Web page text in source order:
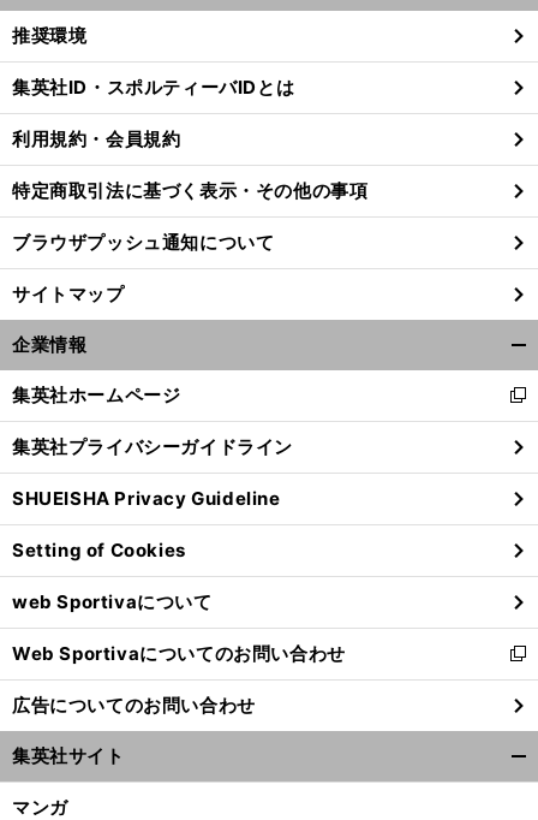
。
・
前
閉
る
推奨環境
集英社ID・スポルティーバIDとは
利用規約・会員規約
特定商取引法に基づく表示・その他の事項
ブラウザプッシュ通知について
サイトマップ
企業情報
閉
る
集英社ホームページ
新
し
い
ウ
ィ
ン
ド
ウ
で
開
く
集英社プライバシーガイドライン
SHUEISHA Privacy Guideline
Setting of Cookies
web Sportivaについて
Web Sportivaについてのお問い合わせ
新
し
い
ウ
ィ
ン
広告についてのお問い合わせ
集英社サイト
マンガ